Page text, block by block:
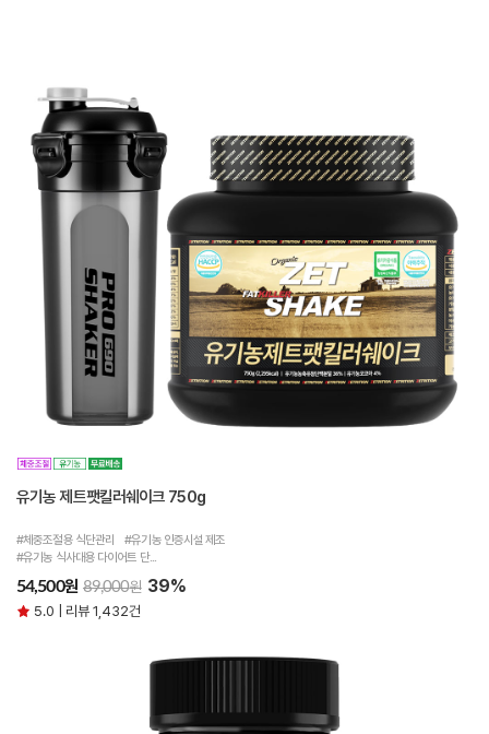
유기농 제트팻킬러쉐이크 750g
#체중조절용 식단관리 #유기농 인증시설 제조
#유기농 식사대용 다이어트 단...
54,500원 89,000원 39%
5.0 | 리뷰 1,432건